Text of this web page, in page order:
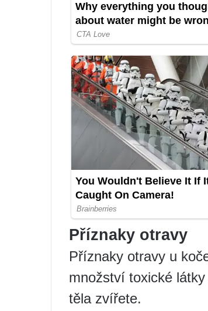
Příznaky otravy
Příznaky otravy u
množství toxické
těla zvířete.